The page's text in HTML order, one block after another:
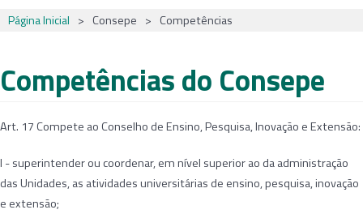
Página Inicial > Consepe > Competências
Competências do Consepe
Art. 17 Compete ao Conselho de Ensino, Pesquisa, Inovação e Extensão:
I - superintender ou coordenar, em nível superior ao da administração
das Unidades, as atividades universitárias de ensino, pesquisa, inovação
e extensão;